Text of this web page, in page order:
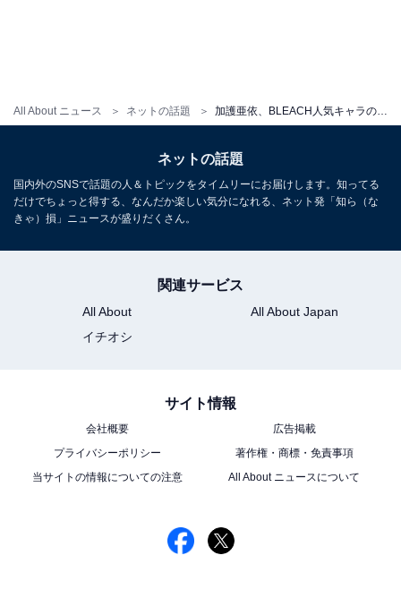
All About ニュース ネットの話題 加護亜依、BLEACH人気キャラの本格コスプレで美脚＆くびれショット！ 「可愛すぎる」「脚がほっそ！」
ネットの話題
国内外のSNSで話題の人＆トピックをタイムリーにお届けします。知ってる
だけでちょっと得する、なんだか楽しい気分になれる、ネット発「知ら（な
きゃ）損」ニュースが盛りだくさん。
関連サービス
All About
All About Japan
イチオシ
サイト情報
会社概要
広告掲載
プライバシーポリシー
著作権・商標・免責事項
当サイトの情報についての注意
All About ニュースについて